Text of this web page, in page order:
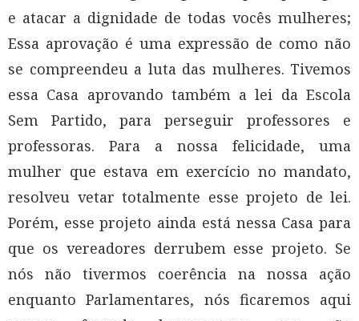
e atacar a dignidade de todas vocês mulheres;
Essa aprovação é uma expressão de como não
se compreendeu a luta das mulheres. Tivemos
essa Casa aprovando também a lei da Escola
Sem Partido, para perseguir professores e
professoras. Para a nossa felicidade, uma
mulher que estava em exercício no mandato,
resolveu vetar totalmente esse projeto de lei.
Porém, esse projeto ainda está nessa Casa para
que os vereadores derrubem esse projeto. Se
nós não tivermos coerência na nossa ação
enquanto Parlamentares, nós ficaremos aqui